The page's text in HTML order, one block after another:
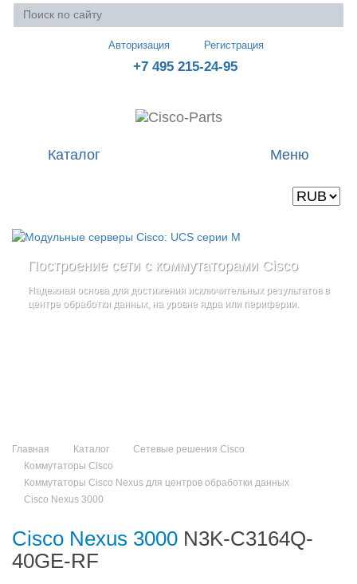
Авторизация Регистрация
+7 495 215-24-95
Меню
Каталог
Построение сети с коммутаторами Cisco
Надежная основа для достижения исключительных результатов в
центре обработки данных, на уровне ядра или периферии.
Стоечные серверы Cisco UCS серии C
Созданы для сокращения общей стоимости владенияи
повышение адаптивности Вашего бизнеса
дополнительные компоненты
Главная Каталог
Сетевые решения Cisco
Коммутаторы Cisco
Коммутаторы Cisco Nexus для центров обработки данных
Cisco Nexus 3000
Cisco Nexus 3000 N3K-C3164Q-
40GE-RF